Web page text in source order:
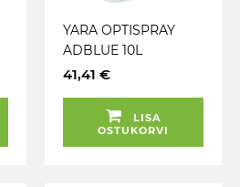
YARA OPTISPRAY
ADBLUE 10L
VALAMISOTSIKUGA
41,41 €
LISA
OSTUKORVI